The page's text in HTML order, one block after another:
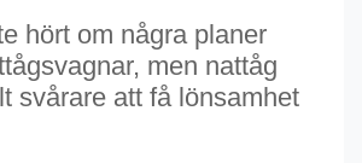
hört om några planer
men nattåg
svårare att få lönsamhet